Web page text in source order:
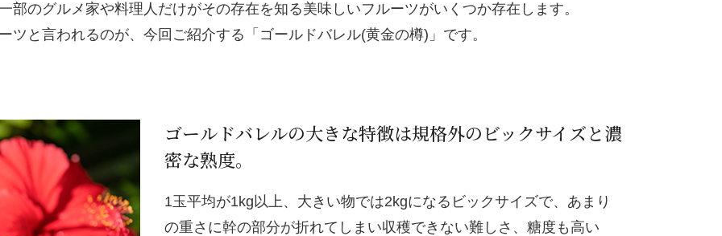
部のグルメ家や料理人だけがその存在を知る美味しいフルーツがいくつか存在します。
ツと言われるのが、今回ご紹介する「ゴールドバレル(黄金の樽)」です。
ゴールドバレルの大きな特徴は規格外のビックサイズと濃
密な熟度。
1玉平均が1kg以上、大きい物では2kgになるビックサイズで、あまり
の重さに幹の部分が折れてしまい収穫できない難しさ、糖度も高い